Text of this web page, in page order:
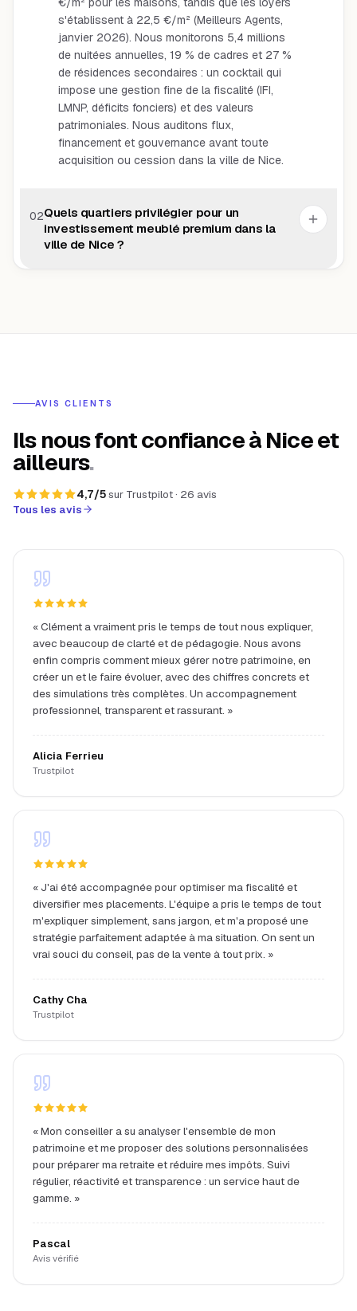
s'établissent à 22,5 €/m² (Meilleurs Agents,
janvier 2026). Nous monitorons 5,4 millions
de nuitées annuelles, 19 % de cadres et 27 %
de résidences secondaires : un cocktail qui
impose une gestion fine de la fiscalité (IFI,
LMNP, déficits fonciers) et des valeurs
patrimoniales. Nous auditons flux,
financement et gouvernance avant toute
acquisition ou cession dans la ville de Nice.
02Quels quartiers privilégier pour un
investissement meublé premium dans la
ville de Nice ?
AVIS CLIENTS
Ils nous font confiance à Nice et
ailleurs.
4,7/5sur Trustpilot· 26 avis
Tous les avis
«Clément a vraiment pris le temps de tout nous expliquer,
avec beaucoup de clarté et de pédagogie. Nous avons
enfin compris comment mieux gérer notre patrimoine, en
créer un et le faire évoluer, avec des chiffres concrets et
des simulations très complètes. Un accompagnement
professionnel, transparent et rassurant. »
Alicia Ferrieu
Trustpilot
« J'ai été accompagnée pour optimiser ma fiscalité et
diversifier mes placements. L'équipe a pris le temps de tout
m'expliquer simplement, sans jargon, et m'a proposé une
stratégie parfaitement adaptée à ma situation. On sent un
vrai souci du conseil, pas de la vente à tout prix. »
Cathy Cha
Trustpilot
«Mon conseiller a su analyser l'ensemble de mon
patrimoine et me proposer des solutions personnalisées
pour préparer ma retraite et réduire mes impôts. Suivi
régulier, réactivité et transparence : un service haut de
gamme. »
Pascal
Avis vérifié